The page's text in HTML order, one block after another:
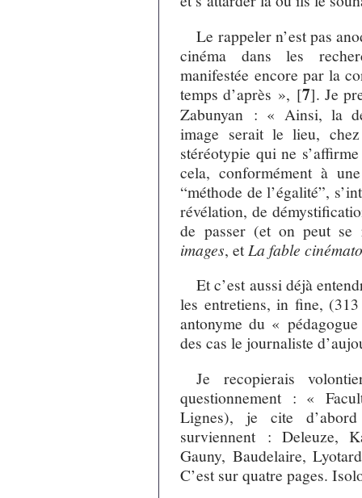
Le rappeler n’est pas
cinéma dans les
manifestée encore par la
temps d’après », [7]. Je
Zabunyan : « Ainsi, la
image serait le lieu,
stéréotypie qui ne
cela, conformément à
“méthode de l’égalité”,
révélation, de
de passer (et on peut se
images, etLa fable
Et c’est aussi déjà
les entretiens, in fine,
antonyme du «
des cas le journaliste
Je recopierais
questionnement : «
Lignes), je cite
surviennent : Deleuze,
Gauny, Baudelaire,
C’est sur quatre pages.